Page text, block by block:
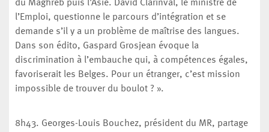
du Maghreb puis l’Asie. David Clarinval, le ministre de
l’Emploi, questionne le parcours d’intégration et se
demande s’il y a un problème de maîtrise des langues.
Dans son édito, Gaspard Grosjean évoque la
discrimination à l’embauche qui, à compétences égales,
favoriserait les Belges. Pour un étranger, c’est mission
impossible de trouver du boulot ? ».
8h43. Georges-Louis Bouchez, président du MR, partage